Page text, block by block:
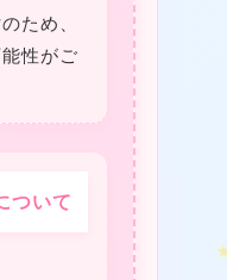
ため、
性がご
ついて